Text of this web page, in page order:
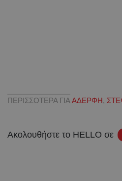
ΠΕΡΙΣΣΟΤΕΡΑ ΓΙΑ ΑΔΕΡΦΗ,
Ακολουθήστε το HELLO σε